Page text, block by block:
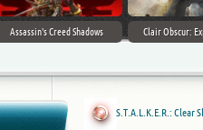
Assassin's Creed Shadows Clair Obscur:
S.T.A.L.K.E.R.: Clear